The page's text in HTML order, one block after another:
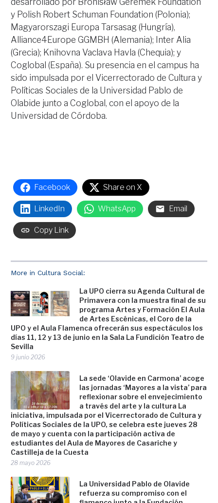
More in Cultura Social:
La UPO cierra su Agenda Cultural de
Primavera con la muestra final de su
programa Artes y Formación El Aula
de Artes Escénicas, el Coro de la
UPO y el Aula Flamenca ofrecerán sus espectáculos los
días 11, 12 y 13 de junio en la Sala La Fundición Teatro de
Sevilla
9 junio 2026
La sede ‘Olavide en Carmona’ acoge
las jornadas ‘Mayores a la vista’ para
reflexionar sobre el envejecimiento
a través del arte y la cultura La
iniciativa, impulsada por el Vicerrectorado de Cultura y
Políticas Sociales de la UPO, se celebra este jueves 28
de mayo y cuenta con la participación activa de
estudiantes del Aula de Mayores de Casariche y
Castilleja de la Cuesta
28 mayo 2026
La Universidad Pablo de Olavide
refuerza su compromiso con el
y Polish Robert Schuman Foundation (Polonia);
Magyarorszagi Europa Tarsasag (Hungría),
Alliance4Europe GGMBH (Alemania); Inter Alia
(Grecia); Knihovna Vaclava Havla (Chequia); y
Coglobal (España). Su presencia en el campus ha
sido impulsada por el Vicerrectorado de Cultura y
Políticas Sociales de la Universidad Pablo de
Olabide junto a Coglobal, con el apoyo de la
Universidad de Córdoba.
Facebook Share on X
LinkedIn WhatsApp Email
Copy Link